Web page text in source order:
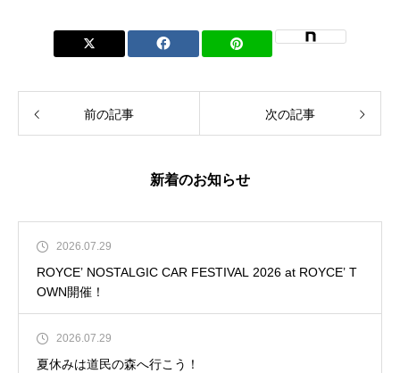
前の記事 次の記事
新着のお知らせ
2026.07.29
ROYCE’ NOSTALGIC CAR FESTIVAL 2026 at ROYCE’ T
OWN開催！
2026.07.29
夏休みは道民の森へ行こう！